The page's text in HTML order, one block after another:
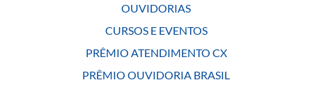
OUVIDORIAS
CURSOS E EVENTOS
PRÊMIO ATENDIMENTO CX
PRÊMIO OUVIDORIA BRASIL